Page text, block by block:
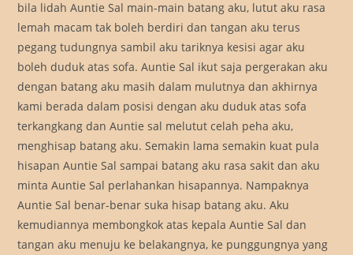
bila lidah Auntie Sal main-main batang aku, lutut aku rasa
lemah macam tak boleh berdiri dan tangan aku terus
pegang tudungnya sambil aku tariknya kesisi agar aku
boleh duduk atas sofa. Auntie Sal ikut saja pergerakan aku
dengan batang aku masih dalam mulutnya dan akhirnya
kami berada dalam posisi dengan aku duduk atas sofa
terkangkang dan Auntie sal melutut celah peha aku,
menghisap batang aku. Semakin lama semakin kuat pula
hisapan Auntie Sal sampai batang aku rasa sakit dan aku
minta Auntie Sal perlahankan hisapannya. Nampaknya
Auntie Sal benar-benar suka hisap batang aku. Aku
kemudiannya membongkok atas kepala Auntie Sal dan
tangan aku menuju ke belakangnya, ke punggungnya yang